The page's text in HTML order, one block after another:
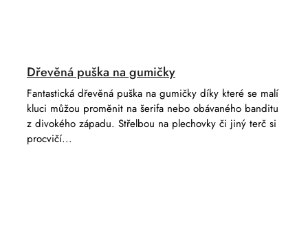
Dřevěná puška na gumičky
Fantastická dřevěná puška na gumičky díky které se malí
kluci můžou proměnit na šerifa nebo obávaného banditu
z divokého západu. Střelbou na plechovky či jiný terč si
procvičí...